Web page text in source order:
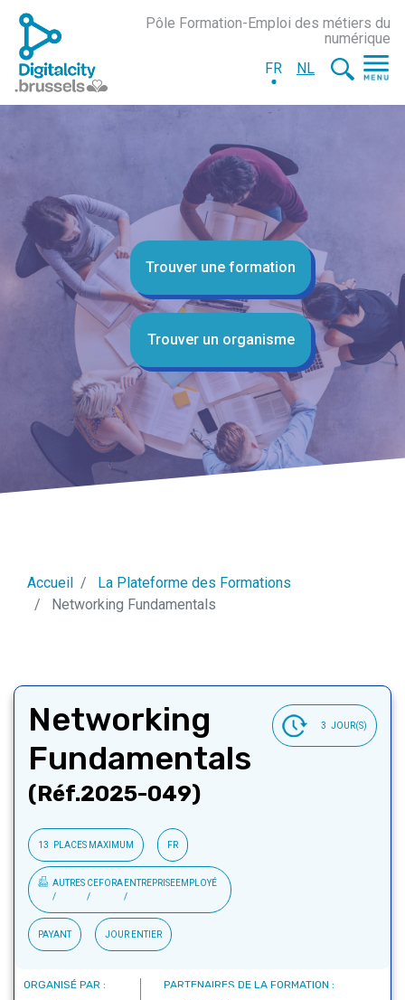
Pôle Formation-Emploi des métiers du
numérique
FR
NL
Trouver une formation
Trouver un organisme
Accueil
La Plateforme des Formations
Networking Fundamentals
Networking
Fundamentals
(Réf.2025-049)
3 JOUR(S)
13 PLACES MAXIMUM FR
AUTRES CEFORA ENTREPRISEEMPLOYÉ
PAYANT JOUR ENTIER
ORGANISÉ PAR : PARTENAIRES DE LA FORMATION :